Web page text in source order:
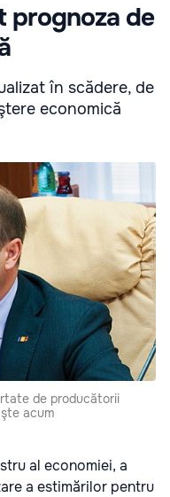
prognoza de
în scădere, de
economică
de producătorii
acum
al economiei, a
a estimărilor pentru